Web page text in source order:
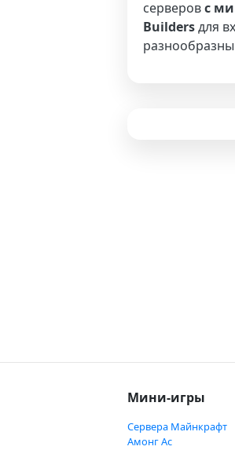
серверовс
Buildersдля
Мини-игры
Сервера Майнкрафт
Амонг Ас